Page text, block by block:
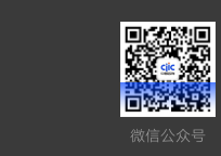
微信公众号